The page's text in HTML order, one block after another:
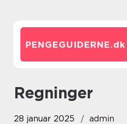
PENGEGUIDERNE.dk
Regninger
28 januar 2025 admin